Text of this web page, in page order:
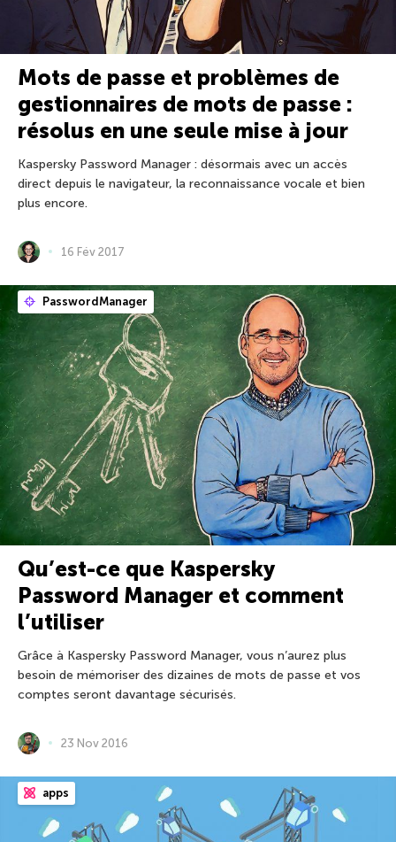
Mots de passe et problèmes de
gestionnaires de mots de passe :
résolus en une seule mise à jour
Kaspersky Password Manager : désormais avec un accès
direct depuis le navigateur, la reconnaissance vocale et bien
plus encore.
16 Fév 2017
PasswordManager
Qu’est-ce que Kaspersky
Password Manager et comment
l’utiliser
Grâce à Kaspersky Password Manager, vous n’aurez plus
besoin de mémoriser des dizaines de mots de passe et vos
comptes seront davantage sécurisés.
23 Nov 2016
apps